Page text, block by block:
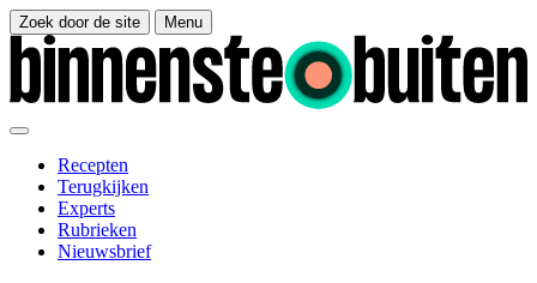
Zoek door de site Menu
Recepten
Terugkijken
Experts
Rubrieken
Nieuwsbrief